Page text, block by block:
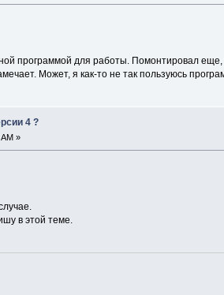
программой для работы. Помонтировал
Может, я как-то не так пользуюсь
4 ?
»
в этой теме.